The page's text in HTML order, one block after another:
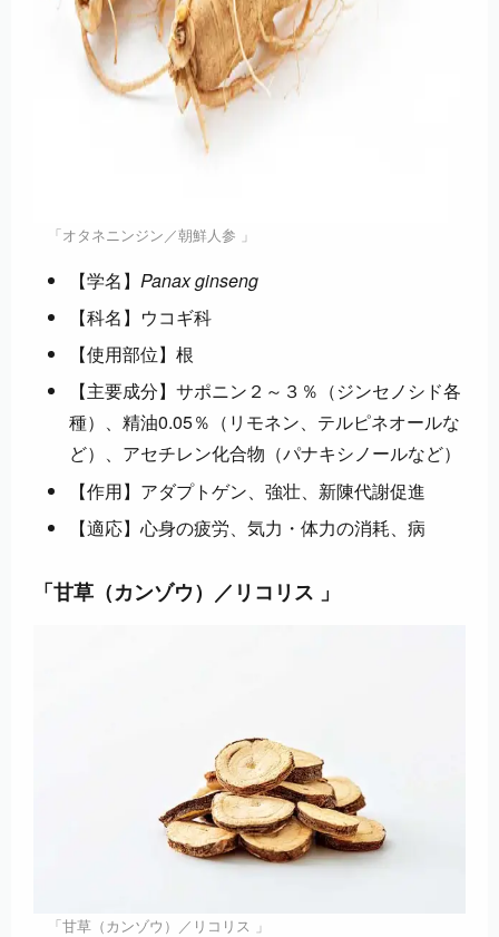
「オタネニンジン／朝鮮人参 」
【学名】 Panax ginseng
【科名】ウコギ科
【使用部位】根
【主要成分】サポニン２～３％（ジンセノシド各
種）、精油0.05％（リモネン、テルピネオールな
ど）、アセチレン化合物（パナキシノールなど）
【作用】アダプトゲン、強壮、新陳代謝促進
【適応】心身の疲労、気力・体力の消耗、病
「甘草（カンゾウ）／リコリス 」
「甘草（カンゾウ）／リコリス 」